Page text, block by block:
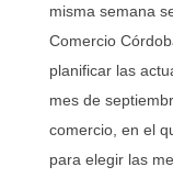
misma semana
Comercio
planificar las
mes de
comercio, en el
para elegir las